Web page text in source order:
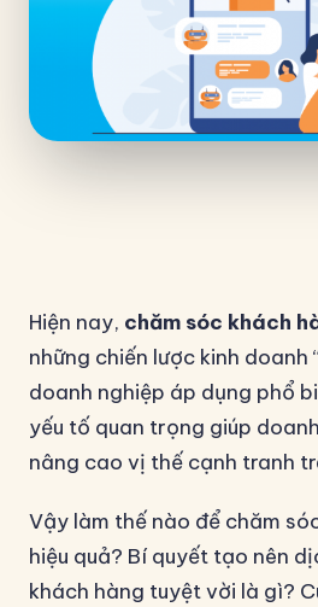
Hiện nay, chăm sóc khách
những chiến lược kinh doanh
doanh nghiệp áp dụng phổ
yếu tố quan trọng giúp
nâng cao vị thế cạnh tranh
Vậy làm thế nào để chăm
hiệu quả? Bí quyết tạo nên
khách hàng tuyệt vời là gì?